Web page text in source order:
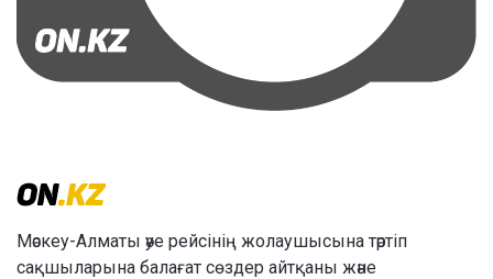
Мәскеу-Алматы әуе рейсінің жолаушысына тәртіп
сақшыларына балағат сөздер айтқаны және